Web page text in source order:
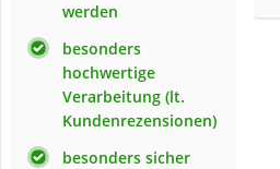
werden
besonders
hochwertige
Verarbeitung (lt.
Kundenrezensionen)
besonders sicher